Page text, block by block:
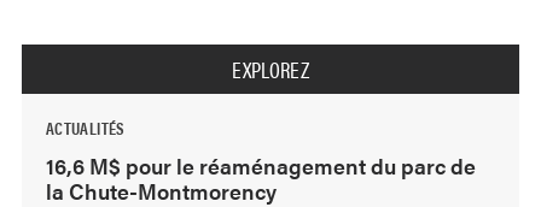
EXPLOREZ
ACTUALITÉS
16,6 M$ pour le réaménagement du parc de
la Chute-Montmorency